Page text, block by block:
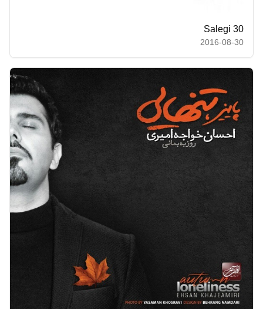
30 Salegi
2016-08-30